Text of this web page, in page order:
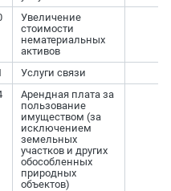
Увеличение
стоимости
нематериальных
активов
Услуги связи
Арендная плата за
пользование
имуществом (за
исключением
земельных
участков и других
обособленных
природных
объектов)